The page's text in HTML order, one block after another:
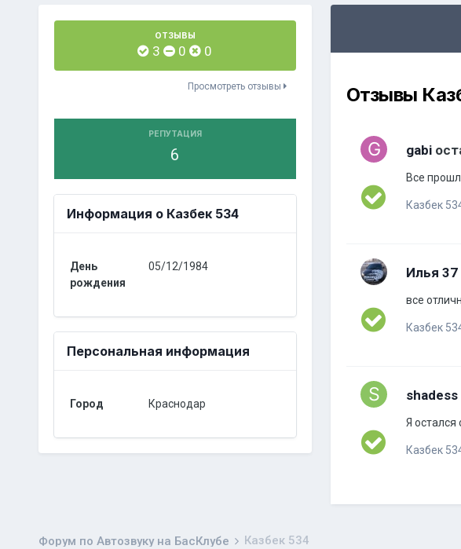
ОТЗЫВЫ
3 0 0
Просмотреть отзывы
РЕПУТАЦИЯ
6
Информация о Казбек 534
День
рождения
05/12/1984
Персональная информация
Город Краснодар
Отзывы
gabi
Все
Казбек
Илья 37
все
Казбек
shadess
Я остался
Казбек
Форум по Автозвуку на БасКлубе Казбек 534